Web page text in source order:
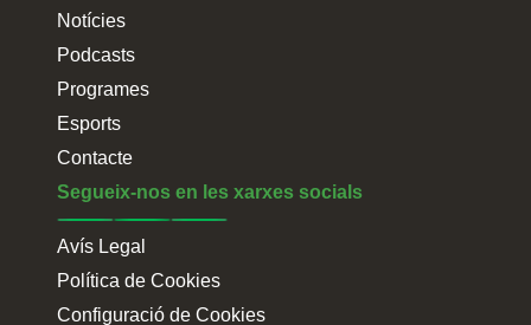
Notícies
Podcasts
Programes
Esports
Contacte
Segueix-nos en les xarxes socials
Avís Legal
Política de Cookies
Configuració de Cookies